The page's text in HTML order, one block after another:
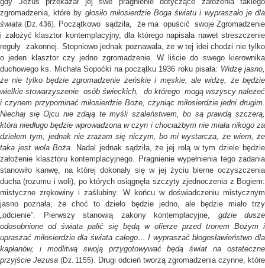
zgromadzenia, które by głosiło miłosierdzie Boga światu i wypraszało je dla
świata (Dz. 436). Początkowo sądziła, że ma opuścić swoje Zgromadzenie
i założyć klasztor kontemplacyjny, dla którego napisała nawet streszczenie
reguły zakonnej. Stopniowo jednak poznawała, że w tej idei chodzi nie tylko
o jeden klasztor czy jedno zgromadzenie. W liście do swego kierownika
duchowego ks. Michała Sopoćki na początku 1936 roku pisała: Widzę jasno,
że nie tylko będzie zgromadzenie żeńskie i męskie, ale widzę, że będzie
wielkie stowarzyszenie osób świeckich, do którego mogą wszyscy należeć
i czynem przypominać miłosierdzie Boże, czyniąc miłosierdzie jedni drugim.
Niechaj się Ojcu nie zdają te myśli szaleństwem, bo są prawdą szczerą,
która niedługo będzie wprowadzona w czyn i chociażbym nie miała nikogo za
dziełem tym, jednak nie zrażam się niczym, bo mi wystarcza, że wiem, że
taka jest wola Boża.
Nadal jednak sądziła, że jej rolą w tym dziele będzie
założenie klasztoru kontemplacyjnego. Pragnienie wypełnienia tego zadania
stanowiło kanwę, na której dokonały się w jej życiu bierne oczyszczenia
ducha (rozumu i woli), po których osiągnęła szczyty zjednoczenia z Bogiem:
mistyczne zrękowiny i zaślubiny. W końcu w doświadczeniu mistycznym
jasno poznała, że choć to dzieło będzie jedno, ale będzie miało trzy
„odcienie”. Pierwszy stanowią zakony kontemplacyjne, gdzie dusze
odosobnione od świata palić się będą w ofierze przed tronem Bożym i
upraszać miłosierdzie dla świata całego… I wypraszać błogosławieństwo dla
kapłanów, i modlitwą swoją przygotowywać będą świat na ostateczne
przyjście Jezusa (Dz. 1155). Drugi odcień tworzą zgromadzenia czynne, które